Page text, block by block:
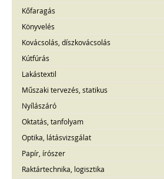
Kőfaragás
Könyvelés
Kovácsolás, díszkovácsolás
Kútfúrás
Lakástextil
Műszaki tervezés, statikus
Nyílászáró
Oktatás, tanfolyam
Optika, látásvizsgálat
Papír, írószer
Raktártechnika, logisztika